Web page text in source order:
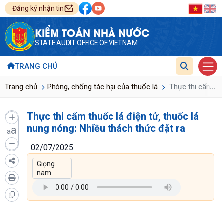
Đăng ký nhận tin
KIỂM TOÁN NHÀ NƯỚC
STATE AUDIT OFFICE OF VIETNAM
TRANG CHỦ
Trang chủ Phòng, chống tác hại của thuốc lá Thực thi cấm...
aa
Thực thi cấm thuốc lá điện tử, thuốc lá
nung nóng: Nhiều thách thức đặt ra
02/07/2025